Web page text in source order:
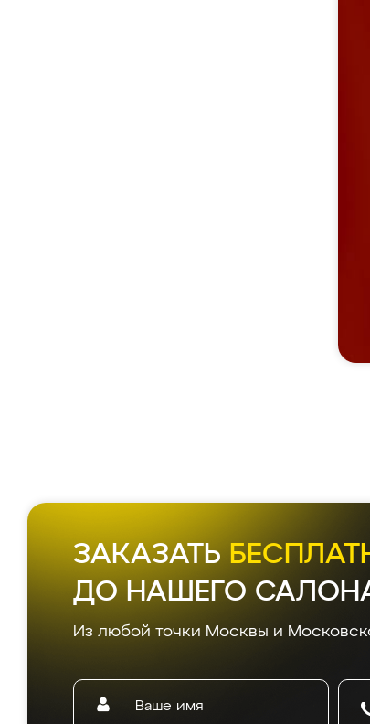
ЗАКАЗАТЬ
ДО НАШЕГО
Из любой точки Москвы и